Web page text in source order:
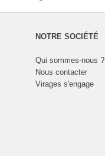
NOTRE SOCIÉTÉ
Qui sommes-nous ?
Nous contacter
Virages s'engage